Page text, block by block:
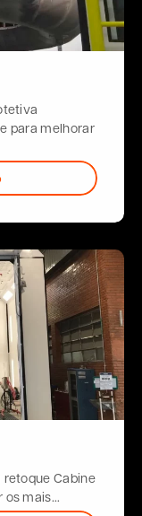
para melhorar
retoque Cabine
os mais…